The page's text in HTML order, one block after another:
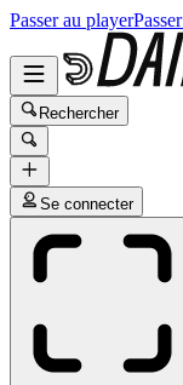
Passer au player
Rechercher
Se connecter